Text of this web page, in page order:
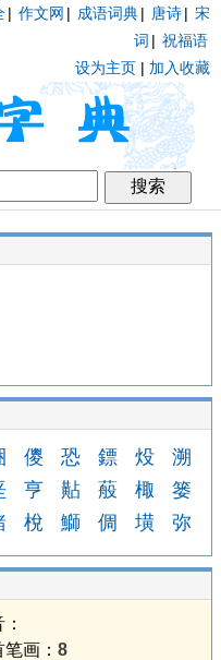
| 作文网 | 成语词典| 唐诗| 宋
词 | 祝福语
设为主页 | 加入收藏
儍 恐 鏢 炈
溯
亨 黇 蒰 棷
篓
梲 鰤 倜 墴 弥
画： 8